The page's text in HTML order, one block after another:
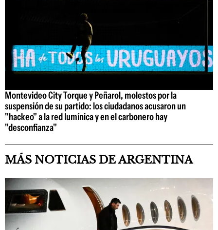
Montevideo City Torque y Peñarol, molestos por la
suspensión de su partido: los ciudadanos acusaron un
"hackeo" a la red lumínica y en el carbonero hay
"desconfianza"
MÁS NOTICIAS DE ARGENTINA